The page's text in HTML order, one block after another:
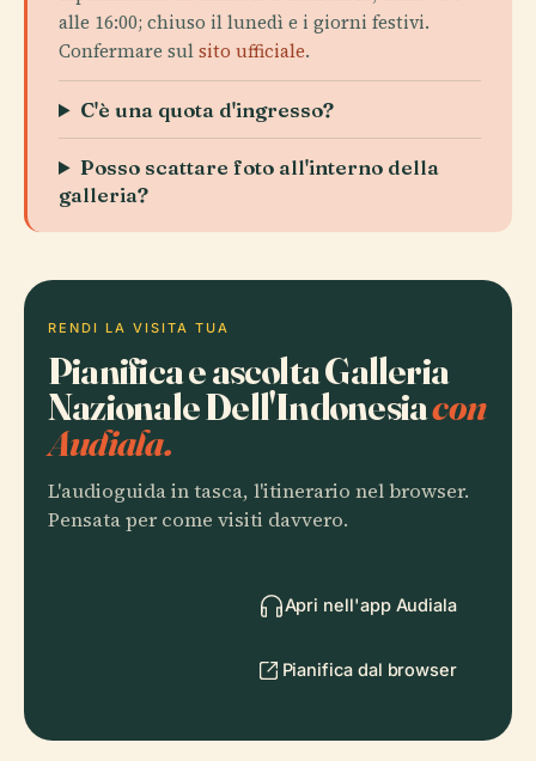
alle 16:00; chiuso il lunedì e i giorni festivi.
Confermare sulsito ufficiale.
C'è una quota d'ingresso?
Posso scattare foto all'interno della
galleria?
RENDI LA VISITA TUA
Pianifica e ascolta Galleria
Nazionale Dell'Indonesiacon
Audiala.
L'audioguida in tasca, l'itinerario nel browser.
Pensata per come visiti davvero.
Apri nell'app Audiala
Pianifica dal browser